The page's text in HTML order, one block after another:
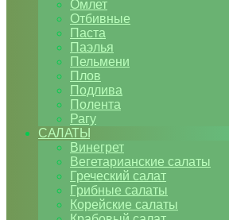
Омлет
Отбивные
Паста
Паэлья
Пельмени
Плов
Подлива
Полента
Рагу
САЛАТЫ
Винегрет
Вегетарианские салаты
Греческий салат
Грибные салаты
Корейские салаты